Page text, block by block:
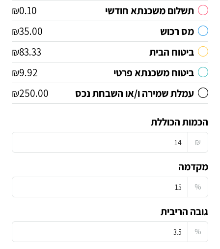
תשלום משכנתא חודשי
₪0.10
מס רכוש
₪35.00
ביטוח הבית
₪83.33
ביטוח משכנתא פרטי
₪9.92
עמלת שמירה ו/או השבחת נכס
₪250.00
הכמות הכוללת
₪
מקדמה
%
גובה הריבית
%